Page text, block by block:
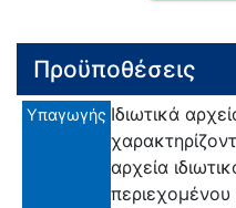
Προϋποθέσεις
Υπαγωγής Ιδιωτικά
αρχεία